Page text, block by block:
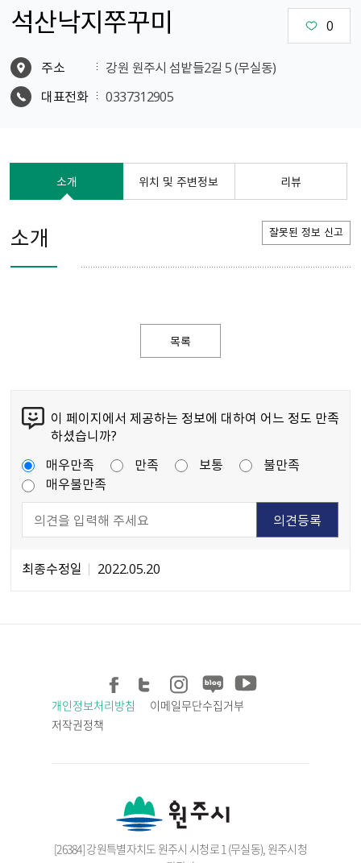
석산낙지쭈꾸미 0
주소
강원 원주시 섬밭들2길 5 (무실동)
대표전화
0337312905
소개 위치 및 주변정보 리뷰
소개 잘못된 정보 신고
목록
이 페이지에서 제공하는 정보에 대하여 어느 정도 만족
하셨습니까?
매우만족
만족 보통
불만족
매우불만족
최종수정일 2022.05.20
개인정보처리방침
이메일무단수집거부
저작권정책
[26384] 강원특별자치도 원주시 시청로 1 (무실동), 원주시청